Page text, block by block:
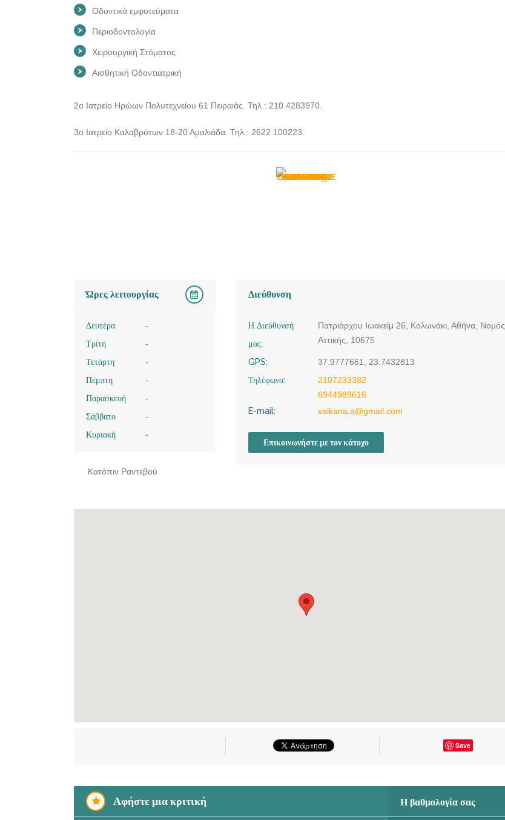
Οδοντικά εμφυτεύματα
Περιοδοντολογία
Χειρουργική Στόματος
Αισθητική Οδοντιατρική
2ο Ιατρείο Ηρώων Πολυτεχνείου 61 Πειραιάς. Τηλ.: 210 4283970.
3ο Ιατρείο Καλαβρύτων 18-20 Αμαλιάδα. Τηλ.: 2622 100223.
Ώρες λειτουργίας
Δευτέρα
-
Τρίτη
-
Τετάρτη
-
Πέμπτη
-
Παρασκευή
-
Σάββατο
-
Κυριακή
-
Κατόπιν Ραντεβού
Διεύθυνση
Η Διεύθυνσή
μας:
Πατριάρχου Ιωακείμ 26, Κολωνάκι, Αθήνα, Νομός
Αττικής, 10675
GPS:
37.9777661, 23.7432813
Τηλέφωνο:
2107233382
6944989616
E-mail:
valkana.a@gmail.com
Επικοινωνήστε με τον κάτοχο
Save
Αφήστε μια κριτική Η βαθμολογία σας